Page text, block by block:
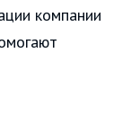
компании